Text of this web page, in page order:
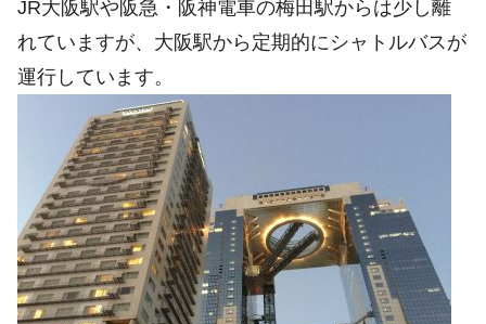
JR大阪駅や阪急・阪神電車の梅田駅からは少し離
れていますが、大阪駅から定期的にシャトルバスが
運行しています。